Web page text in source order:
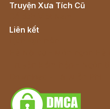
Truyện Xưa Tích Cũ
Liên kết